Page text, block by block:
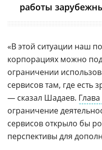
работы
«В этой ситуации наш
корпорациях можно
ограничении
сервисов там, где есть
— сказал Шадаев.
ограничение
сервисов открыло бы
перспективы для